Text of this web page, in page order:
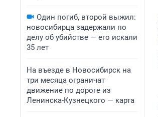
Один погиб, второй выжил:
новосибирца задержали по
делу об убийстве — его искали
35 лет
На въезде в Новосибирск на
три месяца ограничат
движение по дороге из
Ленинска-Кузнецкого — карта